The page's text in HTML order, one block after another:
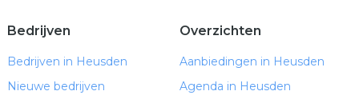
Bedrijven
Bedrijven in Heusden
Nieuwe bedrijven
Overzichten
Aanbiedingen in Heusden
Agenda in Heusden